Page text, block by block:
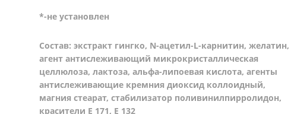
*-не установлен
Состав: экстракт гингко, N-ацетил-L-карнитин, желатин,
агент антислеживающий микрокристаллическая
целлюлоза, лактоза, альфа-липоевая кислота, агенты
антислеживающие кремния диоксид коллоидный,
магния стеарат, стабилизатор поливинилпирролидон,
красители E 171, E 132